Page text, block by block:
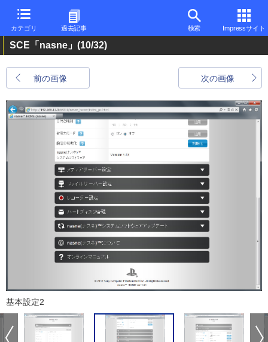
カテゴリ 過去記事 検索 Impressサイト
SCE「nasne」 (10/32)
前の画像 次の画像
基本設定2